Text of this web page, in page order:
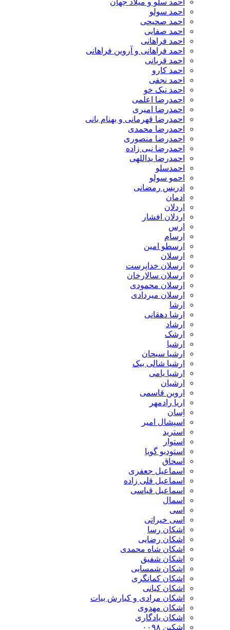
احمد سولو
احمد صحیحی
احمد صفایی
احمد فراهانی
احمد فراهانی و آروین فراهانی
احمد قربانی
احمد کارو
احمد نجفی
احمد نیک خو
احمدرضا اعلمی
احمدرضا امیری
احمدرضا قهرمانی و بهنام بانی
احمدرضا محمدی
احمدرضا منصوری
احمدرضا نبی زاده
احمدرضا یداللهی
احمدسلو
احمو سولو
ادریس رمضانی
ادمان
اردلان
اردلان افشار
ارس
ارسام
ارسطو امین
ارسلان
ارسلان خداپرست
ارسلان سالارخان
ارسلان محمودی
ارسلان میردادی
ارشا
ارشا دهقانی
ارشاد
ارشک
ارشیا
ارشیا سبحان
ارشیا شالی بیک
ارشیا یامی
ارشیان
اروین قاسمی
اریا رادمهر
اِسان
اسپشال امیر
استرید
استوار
استودیو گویا
اسحاق
اسماعیل جعفری
اسماعیل قلی زاده
اسماعیل قیاسی
اسمال
اسی
اسی خیراتی
اشکان رسا
اشکان رضایی
اشکان شاه محمدی
اشکان شفیق
اشکان شمسایی
اشکان‌ کمانگری
اشکان کیانی
اشکان مرادی و کیارش بیات
اشکان مهدوی
اشکان یادگاری
اشکین ۰۰۹۸